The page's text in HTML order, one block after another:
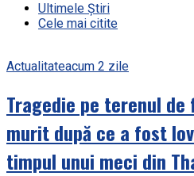
Ultimele Știri
Cele mai citite
Actualitateacum 2 zile
Tragedie pe terenul
murit după ce a fost
timpul unui meci din